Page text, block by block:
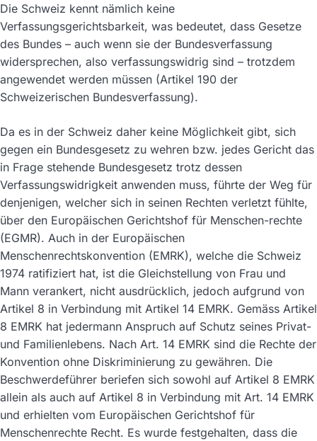
Die Schweiz kennt nämlich keine
Verfassungsgerichtsbarkeit, was bedeutet, dass Gesetze
des Bundes – auch wenn sie der Bundesverfassung
widersprechen, also verfassungswidrig sind – trotzdem
angewendet werden müssen (Artikel 190 der
Schweizerischen Bundesverfassung).
Da es in der Schweiz daher keine Möglichkeit gibt, sich
gegen ein Bundesgesetz zu wehren bzw. jedes Gericht das
in Frage stehende Bundesgesetz trotz dessen
Verfassungswidrigkeit anwenden muss, führte der Weg für
denjenigen, welcher sich in seinen Rechten verletzt fühlte,
über den Europäischen Gerichtshof für Menschen-rechte
(EGMR). Auch in der Europäischen
Menschenrechtskonvention (EMRK), welche die Schweiz
1974 ratifiziert hat, ist die Gleichstellung von Frau und
Mann verankert, nicht ausdrücklich, jedoch aufgrund von
Artikel 8 in Verbindung mit Artikel 14 EMRK. Gemäss Artikel
8 EMRK hat jedermann Anspruch auf Schutz seines Privat-
und Familienlebens. Nach Art. 14 EMRK sind die Rechte der
Konvention ohne Diskriminierung zu gewähren. Die
Beschwerdeführer beriefen sich sowohl auf Artikel 8 EMRK
allein als auch auf Artikel 8 in Verbindung mit Art. 14 EMRK
und erhielten vom Europäischen Gerichtshof für
Menschenrechte Recht. Es wurde festgehalten, dass die